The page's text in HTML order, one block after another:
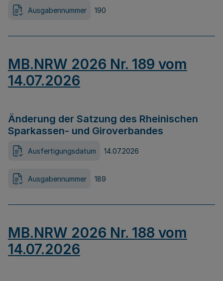
Ausgabennummer 190
MB.NRW 2026 Nr. 189 vom
14.07.2026
Änderung der Satzung des Rheinischen
Sparkassen- und Giroverbandes
Ausfertigungsdatum 14.07.2026
Ausgabennummer 189
MB.NRW 2026 Nr. 188 vom
14.07.2026